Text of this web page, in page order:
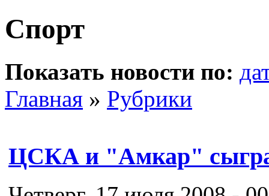
Спорт
Показать новости по:
Главная » Рубрики
ЦСКА и "Амкар"